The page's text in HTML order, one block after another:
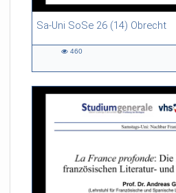
Sa-Uni SoSe 26 (14) Obrecht
46:53 duration
460